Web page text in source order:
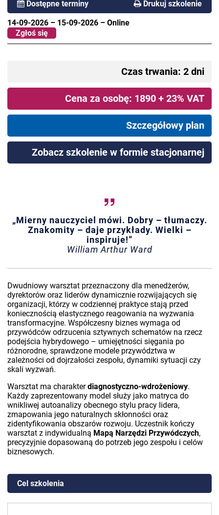
Dostępne terminy Drukuj szkolenie
14-09-2026 – 15-09-2026 – Online
Zgłoś się
Czas trwania: 2 dni
Cena za osobę: 1890 + 23% VAT
Szczegółowy plan
Zobacz szkolenie w formie stacjonarnej
„Mierny nauczyciel mówi. Dobry – tłumaczy.
Znakomity – daje przykłady. Wielki –
inspiruje!”
William Arthur Ward
Dwudniowy warsztat przeznaczony dla menedżerów,
dyrektorów oraz liderów dynamicznie rozwijających się
organizacji, którzy w codziennej praktyce stają przed
koniecznością elastycznego reagowania na wyzwania
transformacyjne. Współczesny biznes wymaga od
przywódców odrzucenia sztywnych schematów na rzecz
podejścia hybrydowego – umiejętności sięgania po
różnorodne, sprawdzone modele przywództwa w
zależności od dojrzałości zespołu, dynamiki sytuacji czy
skali wyzwań.
Warsztat ma charakterdiagnostyczno-wdrożeniowy.
Każdy zaprezentowany model służy jako matryca do
wnikliwej autoanalizy obecnego stylu pracy lidera,
zmapowania jego naturalnych skłonności oraz
zidentyfikowania obszarów rozwoju. Uczestnik kończy
warsztat z indywidualną Mapą Narzędzi Przywódczych,
precyzyjnie dopasowaną do potrzeb jego zespołu i celów
biznesowych.
Cel szkolenia